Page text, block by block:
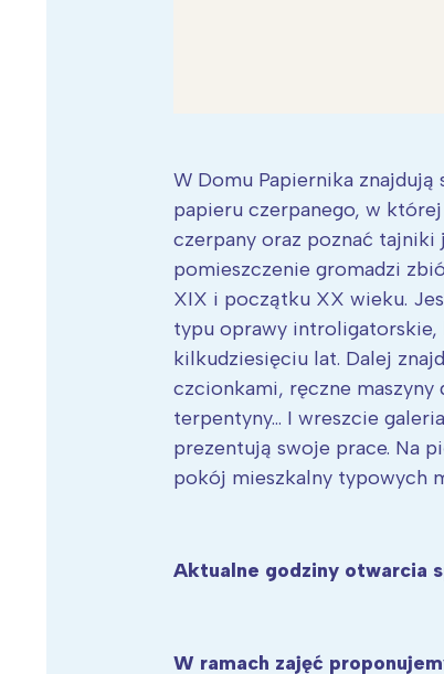
W Domu Papiernika
papieru czerpanego, w
czerpany oraz poznać
pomieszczenie gromadzi
XIX i początku XX wieku.
typu oprawy introligatorskie,
kilkudziesięciu lat. Dalej
czcionkami, ręczne
terpentyny… I wreszcie
prezentują swoje prace. Na
pokój mieszkalny typowych
Aktualne godziny otwarcia
W ramach zajęć